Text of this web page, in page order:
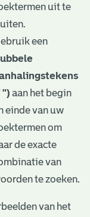
uit te
een
") aan het begin
einde van uw
om
de exacte
van
te zoeken.
van het